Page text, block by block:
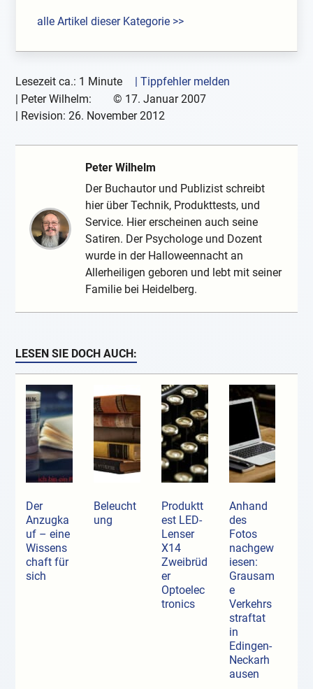
alle Artikel dieser Kategorie >>
Lesezeit ca.: 1 Minute
| Tippfehler melden
| Peter Wilhelm: © 17. Januar 2007
| Revision:26. November 2012
Peter Wilhelm
Der Buchautor und Publizist schreibt
hier über Technik, Produkttests, und
Service. Hier erscheinen auch seine
Satiren. Der Psychologe und Dozent
wurde in der Halloweennacht an
Allerheiligen geboren und lebt mit seiner
Familie bei Heidelberg.
LESEN SIE DOCH AUCH:
Der
Anzugka
uf ­– eine
Wissens
chaft für
sich
Beleucht
ung
Produktt
est LED-
Lenser
X14
Zweibrüd
er
Optoelec
tronics
Anhand
des
Fotos
nachgew
iesen:
Grausam
e
Verkehrs
straftat
in
Edingen-
Neckarh
ausen